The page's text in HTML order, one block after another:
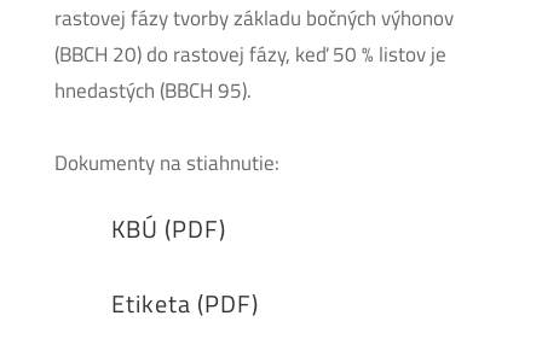
rastovej fázy tvorby základu bočných výhonov
(BBCH 20) do rastovej fázy, keď 50 % listov je
hnedastých (BBCH 95).
Dokumenty na stiahnutie:
KBÚ (PDF)
Etiketa (PDF)